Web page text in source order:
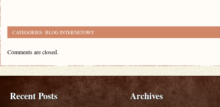
CATEGORIES: BLOG INTERNETOWY
Comments are closed.
Recent Posts Archives